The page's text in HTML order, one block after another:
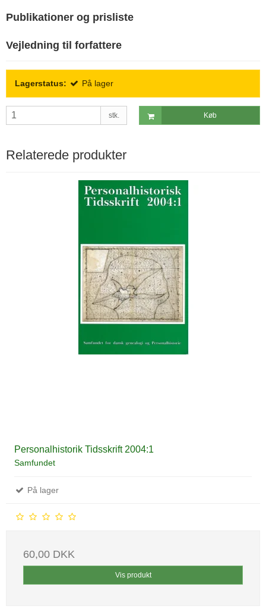
Publikationer og prisliste
Vejledning til forfattere
Lagerstatus: På lager
stk. Køb
Relaterede produkter
Personalhistorik Tidsskrift 2004:1
Samfundet
På lager
60,00 DKK
Vis produkt